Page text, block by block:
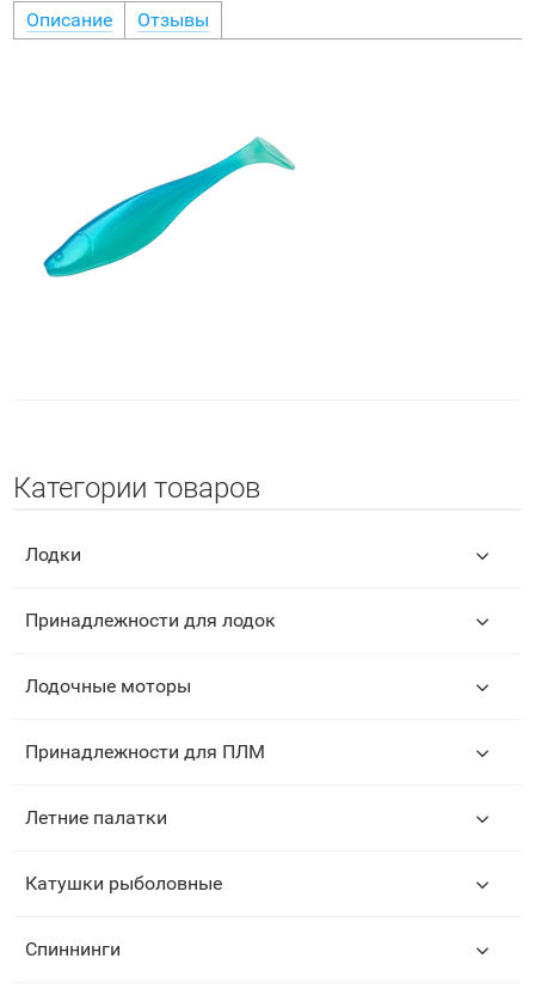
Описание Отзывы
Категории товаров
Лодки
Принадлежности для лодок
Лодочные моторы
Принадлежности для ПЛМ
Летние палатки
Катушки рыболовные
Спиннинги